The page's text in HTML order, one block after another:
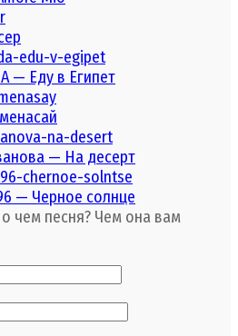
— Еду в Египет
— На десерт
— Черное солнце
чем песня? Чем она вам